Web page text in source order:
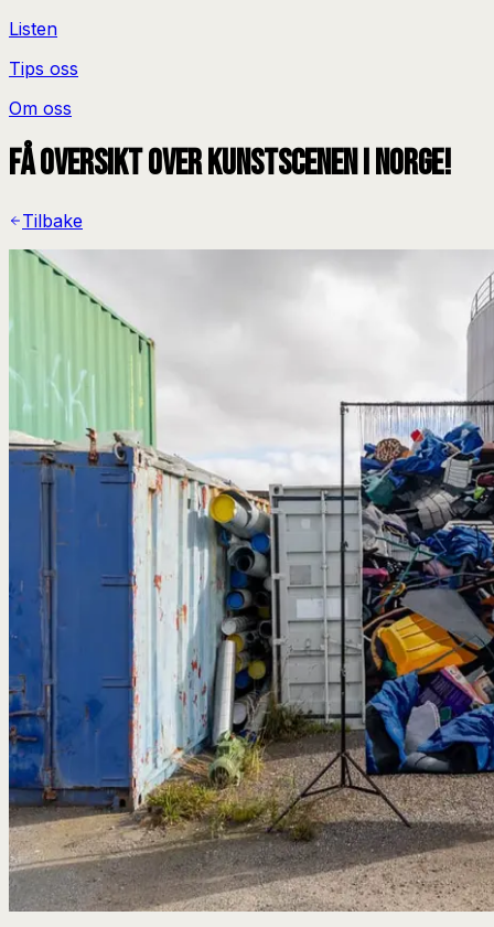
Listen
Tips oss
Om oss
Få oversikt over kunstscenen i Norge!
Tilbake